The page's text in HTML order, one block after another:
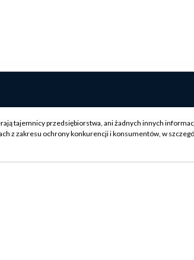
tajemnicy przedsiębiorstwa, ani żadnych innych
z zakresu ochrony konkurencji i konsumentów, w